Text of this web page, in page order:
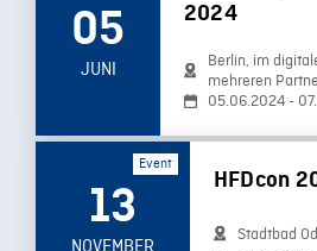
05
JUNI
2024
Berlin, im
mehreren
05.06.2024 -
Event
13
HFDcon
Stadtbad